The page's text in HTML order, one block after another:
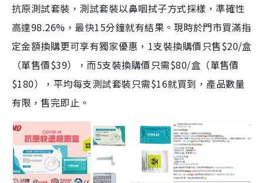
抗原測試套裝，測試套裝以鼻咽拭子方式採樣，準確性
高達98.26%，最快15分鐘就有結果。現時於門市買滿指
定金額換購更可享有獨家優惠，1支裝換購價只售$20/盒
（單售價$39），而5支裝換購價只需$80/盒（單售價
$180），平均每支測試套裝只需$16就買到，產品數量
有限，售完即止。